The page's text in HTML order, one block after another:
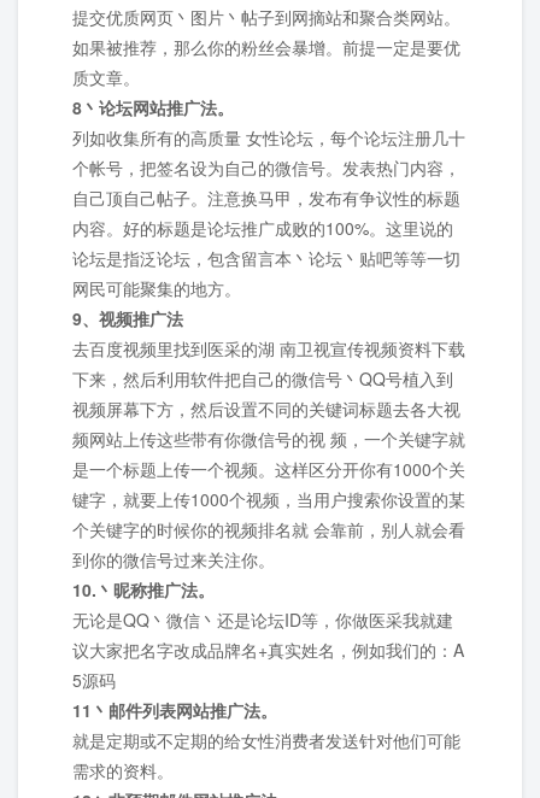
提交优质网页丶图片丶帖子到网摘站和聚合类网站。
如果被推荐，那么你的粉丝会暴增。前提一定是要优
质文章。
8丶论坛网站推广法。
列如收集所有的高质量 女性论坛，每个论坛注册几十
个帐号，把签名设为自己的微信号。发表热门内容，
自己顶自己帖子。注意换马甲，发布有争议性的标题
内容。好的标题是论坛推广成败的100%。这里说的
论坛是指泛论坛，包含留言本丶论坛丶贴吧等等一切
网民可能聚集的地方。
9、视频推广法
去百度视频里找到医采的湖 南卫视宣传视频资料下载
下来，然后利用软件把自己的微信号丶QQ号植入到
视频屏幕下方，然后设置不同的关键词标题去各大视
频网站上传这些带有你微信号的视 频，一个关键字就
是一个标题上传一个视频。这样区分开你有1000个关
键字，就要上传1000个视频，当用户搜索你设置的某
个关键字的时候你的视频排名就 会靠前，别人就会看
到你的微信号过来关注你。
10.丶昵称推广法。
无论是QQ丶微信丶还是论坛ID等，你做医采我就建
议大家把名字改成品牌名+真实姓名，例如我们的：A
5源码
11丶邮件列表网站推广法。
就是定期或不定期的给女性消费者发送针对他们可能
需求的资料。